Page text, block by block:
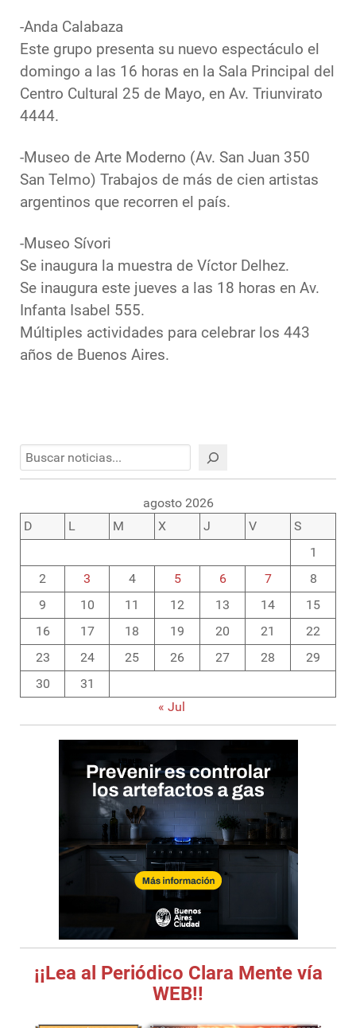
-Anda Calabaza
Este grupo presenta su nuevo espectáculo el
domingo a las 16 horas en la Sala Principal del
Centro Cultural 25 de Mayo, en Av. Triunvirato
4444.
-Museo de Arte Moderno (Av. San Juan 350
San Telmo) Trabajos de más de cien artistas
argentinos que recorren el país.
-Museo Sívori
Se inaugura la muestra de Víctor Delhez.
Se inaugura este jueves a las 18 horas en Av.
Infanta Isabel 555.
Múltiples actividades para celebrar los 443
años de Buenos Aires.
Buscar
agosto 2026
D
L M X J V
S
1
2
3 4 5 6 7
8
9
10 11 12 13 14
15
16
17 18 19 20 21
22
23
24 25 26 27 28
29
30
31
« Jul
¡¡Lea al Periódico Clara Mente vía
WEB!!